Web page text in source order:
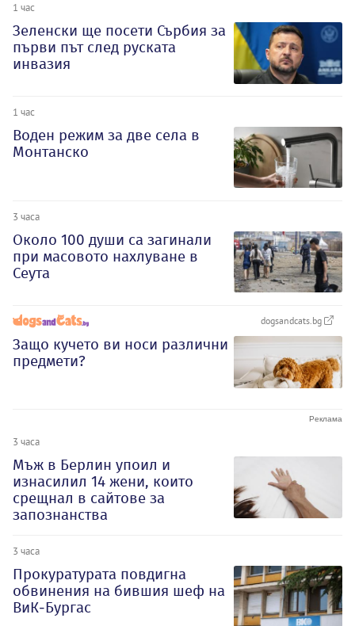
1 час
Зеленски ще посети Сърбия за
първи път след руската
инвазия
1 час
Воден режим за две села в
Монтанско
3 часа
Около 100 души са загинали
при масовото нахлуване в
Сеута
dogsandcats.bg
Защо кучето ви носи различни
предмети?
3 часа
Мъж в Берлин упоил и
изнасилил 14 жени, които
срещнал в сайтове за
запознанства
3 часа
Прокуратурата повдигна
обвинения на бившия шеф на
ВиК-Бургас